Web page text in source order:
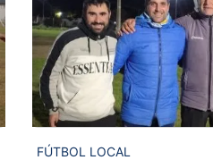
FÚTBOL LOCAL